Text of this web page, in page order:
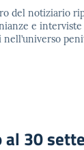
del notiziario
e
al 30